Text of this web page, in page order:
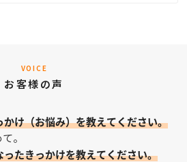
VOICE
お客様の声
け（お悩み）を教えてください。
。
たきっかけを教えてください。